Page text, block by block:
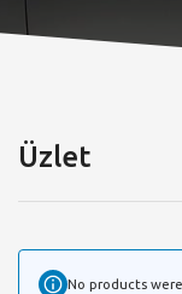
Üzlet
No products